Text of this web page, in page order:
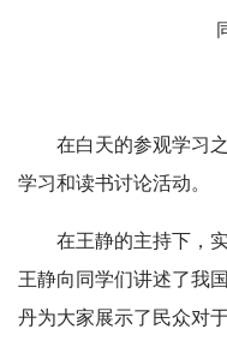
在白天的参观学习
学习和读书讨论活动。
在王静的主持下，
王静向同学们讲述了我
丹为大家展示了民众对